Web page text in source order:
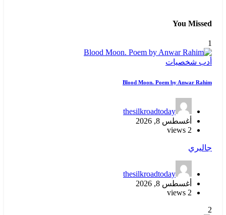
You Missed
1
أدب شخصيات
Blood Moon. Poem by Anwar Rahim
thesilkroadtoday
أغسطس 8, 2026
2 views
جاليري
thesilkroadtoday
أغسطس 8, 2026
2 views
2